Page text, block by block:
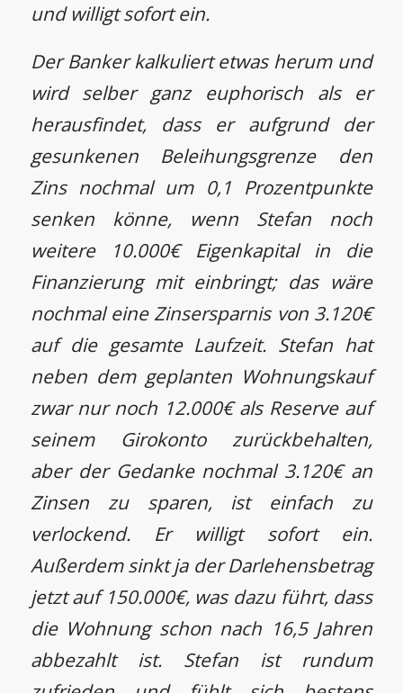
und willigt sofort ein.
Der Banker kalkuliert etwas herum und
wird selber ganz euphorisch als er
herausfindet, dass er aufgrund der
gesunkenen Beleihungsgrenze den
Zins nochmal um 0,1 Prozentpunkte
senken könne, wenn Stefan noch
weitere 10.000€ Eigenkapital in die
Finanzierung mit einbringt; das wäre
nochmal eine Zinsersparnis von 3.120€
auf die gesamte Laufzeit. Stefan hat
neben dem geplanten Wohnungskauf
zwar nur noch 12.000€ als Reserve auf
seinem Girokonto zurückbehalten,
aber der Gedanke nochmal 3.120€ an
Zinsen zu sparen, ist einfach zu
verlockend. Er willigt sofort ein.
Außerdem sinkt ja der Darlehensbetrag
jetzt auf 150.000€, was dazu führt, dass
die Wohnung schon nach 16,5 Jahren
abbezahlt ist. Stefan ist rundum